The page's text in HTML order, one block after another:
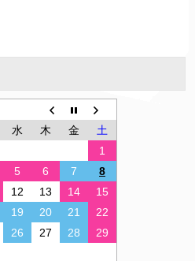
水 木 金
土
1
5 6 7
8
12 13 14
15
19 20 21
22
26 27 28
29